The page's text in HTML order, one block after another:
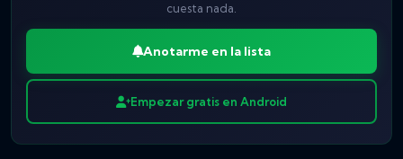
cuesta nada.
Anotarme en la lista
Empezar gratis en Android